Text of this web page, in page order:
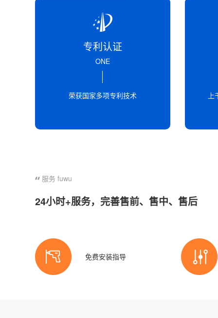
专利认证
ONE
荣获国家多项专利技术
服务 fuwu
24小时+服务，完善售前、售中、售后
免费安装指导